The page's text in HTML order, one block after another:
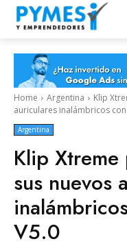
Home Argentina
Klip
auriculares inalámbricos
Argentina
Klip
sus nuevos
V5.0